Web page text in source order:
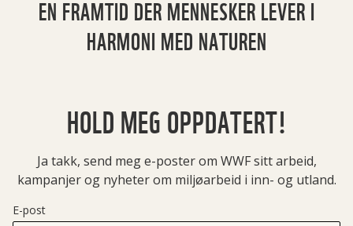
EN FRAMTID DER MENNESKER LEVER I
HARMONI MED NATUREN
HOLD MEG OPPDATERT!
Ja takk, send meg e-poster om WWF sitt arbeid,
kampanjer og nyheter om miljøarbeid i inn- og utland.
E-post